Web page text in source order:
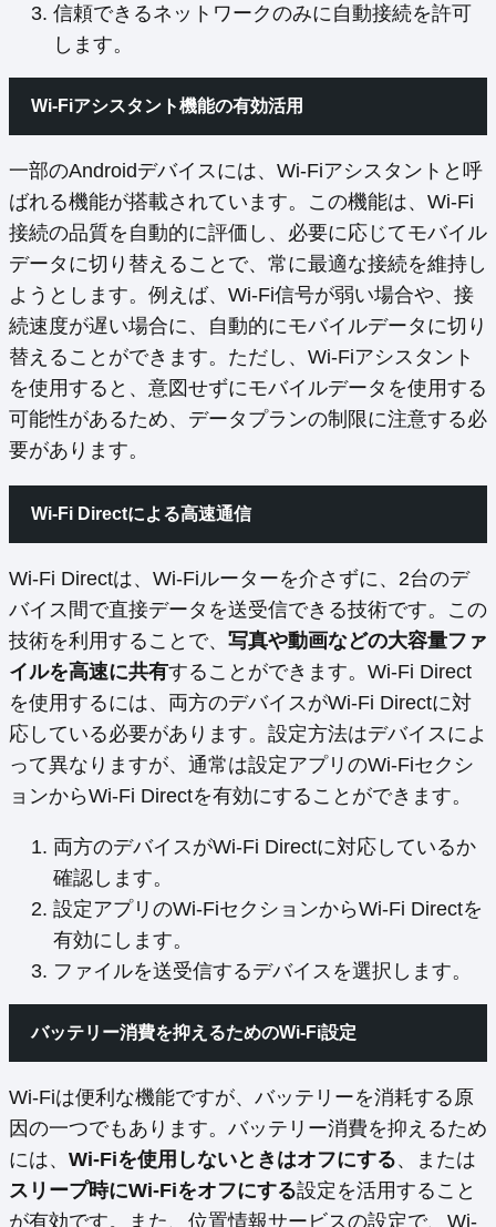
信頼できるネットワークのみに自動接続を許可
します。
Wi-Fiアシスタント機能の有効活用
一部のAndroidデバイスには、Wi-Fiアシスタントと呼
ばれる機能が搭載されています。この機能は、Wi-Fi
接続の品質を自動的に評価し、必要に応じてモバイル
データに切り替えることで、常に最適な接続を維持し
ようとします。例えば、Wi-Fi信号が弱い場合や、接
続速度が遅い場合に、自動的にモバイルデータに切り
替えることができます。ただし、Wi-Fiアシスタント
を使用すると、意図せずにモバイルデータを使用する
可能性があるため、データプランの制限に注意する必
要があります。
Wi-Fi Directによる高速通信
Wi-Fi Directは、Wi-Fiルーターを介さずに、2台のデ
バイス間で直接データを送受信できる技術です。この
技術を利用することで、 写真や動画などの大容量ファ
イルを高速に共有することができます。Wi-Fi Direct
を使用するには、両方のデバイスがWi-Fi Directに対
応している必要があります。設定方法はデバイスによ
って異なりますが、通常は設定アプリのWi-Fiセクシ
ョンからWi-Fi Directを有効にすることができます。
両方のデバイスがWi-Fi Directに対応しているか
確認します。
設定アプリのWi-FiセクションからWi-Fi Directを
有効にします。
ファイルを送受信するデバイスを選択します。
バッテリー消費を抑えるためのWi-Fi設定
Wi-Fiは便利な機能ですが、バッテリーを消耗する原
因の一つでもあります。バッテリー消費を抑えるため
には、 Wi-Fiを使用しないときはオフにする、または
スリープ時にWi-Fiをオフにする設定を活用すること
が有効です。また、位置情報サービスの設定で、Wi-